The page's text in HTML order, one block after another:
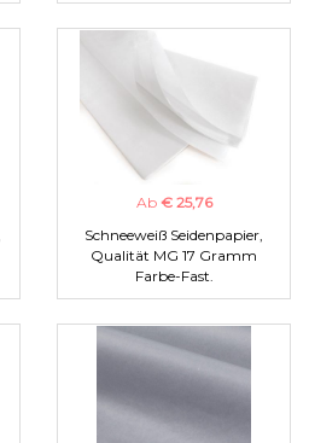
Ab € 25,76
Schneeweiß Seidenpapier,
Qualität MG 17 Gramm
Farbe-Fast.